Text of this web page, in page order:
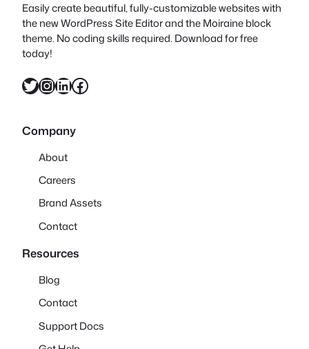
Easily create beautiful, fully-customizable websites with
the new WordPress Site Editor and the Moiraine block
theme. No coding skills required. Download for free
today!
X InstagramLinkedIn Facebook
Company
About
Careers
Brand Assets
Contact
Resources
Blog
Contact
Support Docs